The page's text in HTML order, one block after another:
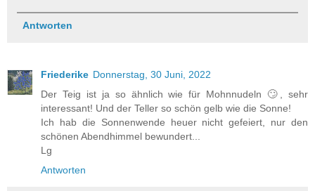
Antworten
Friederike Donnerstag, 30 Juni, 2022
Der Teig ist ja so ähnlich wie für Mohnnudeln 🙄, sehr
interessant! Und der Teller so schön gelb wie die Sonne!
Ich hab die Sonnenwende heuer nicht gefeiert, nur den
schönen Abendhimmel bewundert...
Lg
Antworten